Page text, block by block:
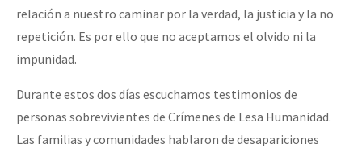
relación a nuestro caminar por la verdad, la justicia y la no
repetición. Es por ello que no aceptamos el olvido ni la
impunidad.
Durante estos dos días escuchamos testimonios de
personas sobrevivientes de Crímenes de Lesa Humanidad.
Las familias y comunidades hablaron de desapariciones